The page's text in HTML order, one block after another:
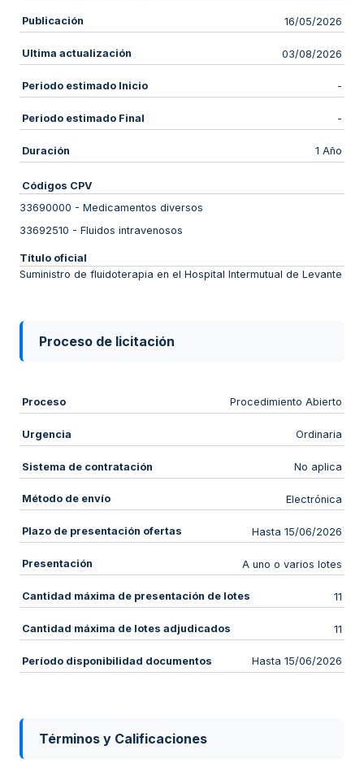
Publicación 16/05/2026
Ultima actualización 03/08/2026
Periodo estimado Inicio -
Periodo estimado Final -
Duración 1 Año
Códigos CPV
33690000 - Medicamentos diversos
33692510 - Fluidos intravenosos
Título oficial
Suministro de fluidoterapia en el Hospital Intermutual de Levante
Proceso de licitación
Proceso Procedimiento Abierto
Urgencia Ordinaria
Sistema de contratación No aplica
Método de envío Electrónica
Plazo de presentación ofertas Hasta 15/06/2026
Presentación A uno o varios lotes
Cantidad máxima de presentación de lotes 11
Cantidad máxima de lotes adjudicados 11
Período disponibilidad documentos Hasta 15/06/2026
Términos y Calificaciones